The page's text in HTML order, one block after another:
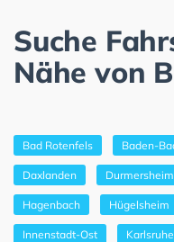
Suche
Nähe von
Bad Rotenfels Baden-
Daxlanden Durmersheim
Hagenbach Hügelsheim
Innenstadt-Ost Karlsruhe